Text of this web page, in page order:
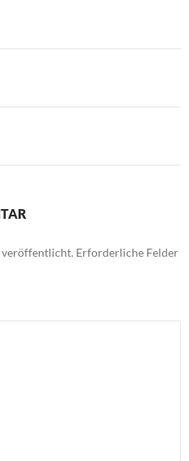
veröffentlicht. Erforderliche Felder